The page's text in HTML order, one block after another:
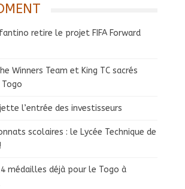
retire le projet FIFA Forward
Winners Team et King TC sacrés
l’entrée des investisseurs
scolaires : le Lycée Technique de
médailles déjà pour le Togo à